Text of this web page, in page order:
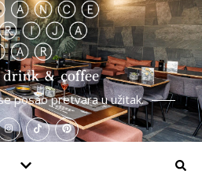
posao pretvara u užitak.